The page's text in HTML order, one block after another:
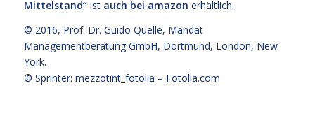
Mittelstand“ist auch bei amazon erhältlich.
© 2016, Prof. Dr. Guido Quelle, Mandat
Managementberatung GmbH, Dortmund, London, New
York.
© Sprinter: mezzotint_fotolia – Fotolia.com